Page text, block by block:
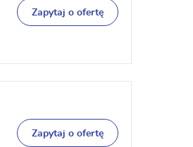
Zapytaj o ofertę
Zapytaj o ofertę